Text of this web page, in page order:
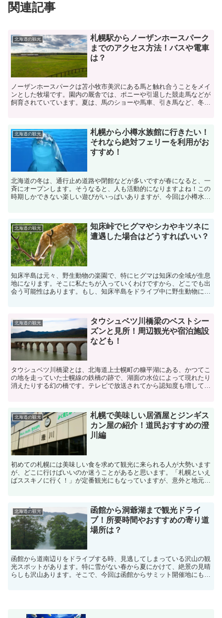
関連記事
北海道の観光
札幌駅からノーザンホースパーク
までのアクセス方法！バスや電車
は？
ノーザンホースパークは苫小牧市美沢にある馬と触れ合うことをメイ
ンとした牧場です。園内の厩舎では、ポニーや引退した競走馬などが
飼育されていています。夏は、馬のショーや馬車、引き馬など、冬は
北海道の観光
札幌から小樽水族館に行きたい！
それなら絶対フェリーを利用がお
すすめ！
北海道の冬は、通行止め道路や閉館などが多いですが春になると、一
斉にオープンします。そうなると、人も活動的になりますよね！この
時期しかできない楽しい遊びがいっぱいありますが、今回は小樽水族
北海道の観光
知床峠でヒグマやシカやキツネに
遭遇した場合はどうすればいい？
知床半島は元々、野生動物の楽園で、特にヒグマは知床の全域が生息
地になります。そこに私たちが入っていくわけですから、どこでも出
会う可能性はあります。もし、知床半島をドライブ中に野生動物に遭
北海道の観光
タウシュベツ川橋梁のベストシー
ズンと見所！周辺観光や宿泊施設
なども！
タウシュベツ川橋梁とは、北海道上士幌町の糠平湖にある、かつてこ
の地を走っていた士幌線の鉄橋の跡で、湖面の水位によって現れたり
消えたりする幻の橋です。テレビで放送されてから認知度も増して、
北海道の観光
札幌で美味しい居酒屋とジンギス
カン屋の紹介！道民おすすめの澄
川編
初めての札幌には美味しい食を求めて観光に来られる人が大勢います
が、どこに行けばいいのか迷うことがあると思います。「札幌といえ
ばススキノに行く！」が定番観光にもなっていますが、意外と地元の
北海道の観光
函館から洞爺湖まで観光ドライ
ブ！所要時間やおすすめの寄り道
場所は？
函館から道南辺りをドライブする時、見逃してしまっている沢山の観
光スポットがあります。特に雪がない春から夏にかけて、絶景の見晴
らしも沢山あります。そこで、今回は函館からサミット開催地にもな